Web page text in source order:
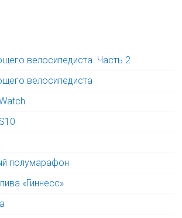
велосипедиста. Часть 2
велосипедиста
полумарафон
«Гиннесс»